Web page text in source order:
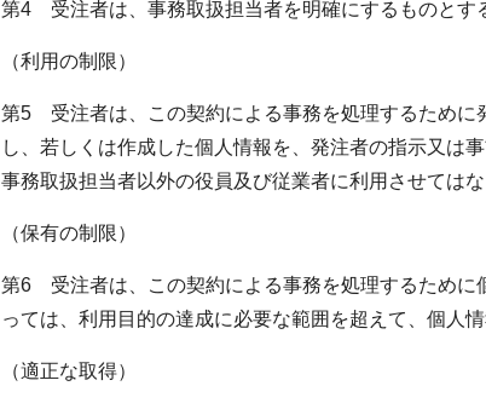
第4 受注者は、事務取扱担当者を明確にするものとす
（利用の制限）
第5 受注者は、この契約による事務を処理するために
し、若しくは作成した個人情報を、発注者の指示又は
事務取扱担当者以外の役員及び従業者に利用させてはな
（保有の制限）
第6 受注者は、この契約による事務を処理するために
っては、利用目的の達成に必要な範囲を超えて、個人
（適正な取得）